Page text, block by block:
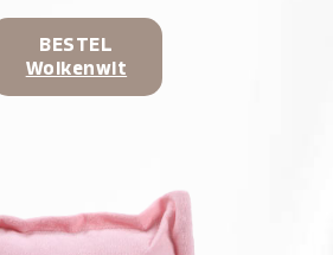
BESTEL
Wolkenwit